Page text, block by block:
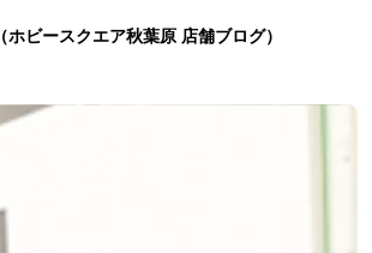
（ホビースクエア秋葉原 店舗ブログ）